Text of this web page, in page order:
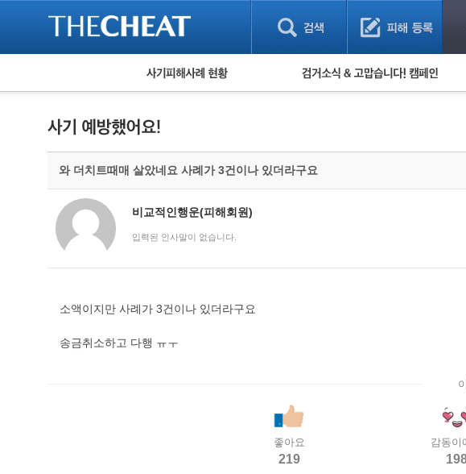
피해사례 현황
게임 · 비실물 피해사례
보이스피싱 피해사례
유해사이트 목록
비공개 피해사례
워킹홀리데이 피해사례
검거 소식
와 더치트때매 살았네요 사례가 3건이나 있더라구요
비교적인행운(피해회원)
입력된 인사말이 없습니다.
소액이지만 사례가 3건이나 있더라구요
송금취소하고 다행 ㅠㅜ
좋아요
219
감동이